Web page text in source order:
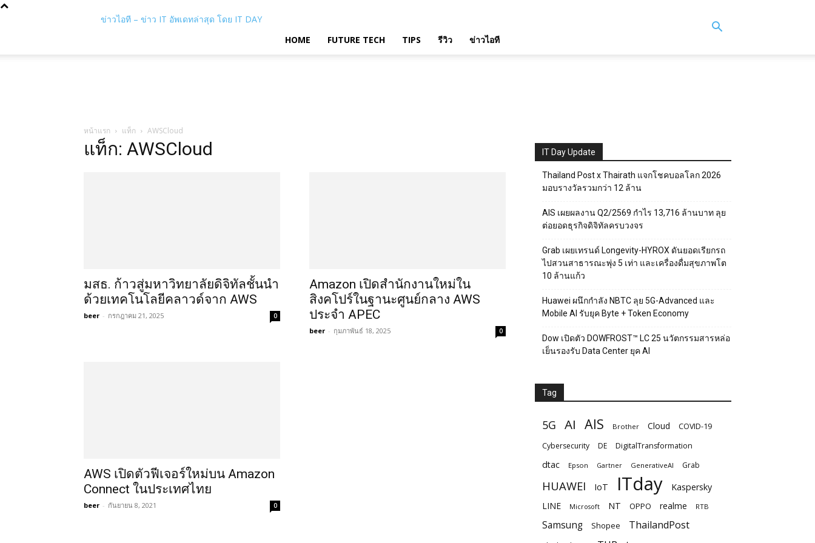
ข่าวไอที – ข่าว IT อัพเดทล่าสุด โดย IT DAY
HOME
FUTURE TECH TIPS รีวิว ข่าวไอที
หน้าแรก แท็ก AWSCloud
แท็ก: AWSCloud
มสธ. ก้าวสู่มหาวิทยาลัยดิจิทัลชั้นนำ
ด้วยเทคโนโลยีคลาวด์จาก AWS
beer - กรกฎาคม 21, 2025 0
Amazon เปิดสำนักงานใหม่ใน
สิงคโปร์ในฐานะศูนย์กลาง AWS
ประจำ APEC
beer - กุมภาพันธ์ 18, 2025 0
AWS เปิดตัวฟีเจอร์ใหม่บน Amazon
Connect ในประเทศไทย
beer - กันยายน 8, 2021 0
IT Day Update
Thailand Post x Thairath แจกโชคบอลโลก 2026
มอบรางวัลรวมกว่า 12 ล้าน
AIS เผยผลงาน Q2/2569 กำไร 13,716 ล้านบาท ลุย
ต่อยอดธุรกิจดิจิทัลครบวงจร
Grab เผยเทรนด์ Longevity-HYROX ดันยอดเรียกรถ
ไปสวนสาธารณะพุ่ง 5 เท่า และเครื่องดื่มสุขภาพโต
10 ล้านแก้ว
Huawei ผนึกกำลัง NBTC ลุย 5G-Advanced และ
Mobile AI รับยุค Byte + Token Economy
Dow เปิดตัว DOWFROST™ LC 25 นวัตกรรมสารหล่อ
เย็นรองรับ Data Center ยุค AI
Tag
5G AI AIS Brother Cloud
COVID-19
Cybersecurity
DE DigitalTransformation
dtac Epson Gartner GenerativeAI Grab
HUAWEI IoT ITday
Kaspersky
LINE
Microsoft NT OPPO realme RTB
Samsung Shopee ThailandPost